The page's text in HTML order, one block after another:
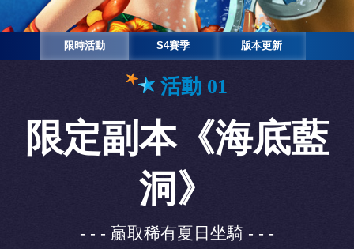
限時活動 S4賽季 版本更新
活動 01
限定副本《海底藍
洞》
- - - 贏取稀有夏日坐騎 - - -